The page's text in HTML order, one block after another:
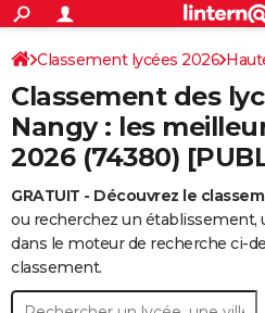
ACTUALITÉS
Politique
Société
Faits Divers
Education
Monde
Villes
+
SPORT
Coupe du monde 2026
Football
Tennis
Cyclisme
Rugby
Forum
Programme TV
TNT
Streaming
Cinéma
Sorties cinéma
Musique
+
FINANCE
Retraite
Impôts
Epargne
Immobilier
Risques naturels par ville
Banque
Assurance
Crédit
AUTO
Essais
Réserver un essai
Citadines
Berlines
SUV
Forum auto
+
HIGH-TECH
BRICOLAGE
Classement lycées 2026
Classement des
Nangy : les
2026 (74380)
GRATUIT - Découvrez le
ou recherchez un
dans le moteur de recherche ci-
classement.